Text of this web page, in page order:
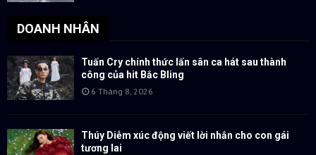
DOANH NHÂN
Tuấn Cry chính thức lấn sân ca hát sau thành
công của hit Bắc Bling
6 Tháng 8, 2026
Thúy Diễm xúc động viết lời nhắn cho con gái
tương lai